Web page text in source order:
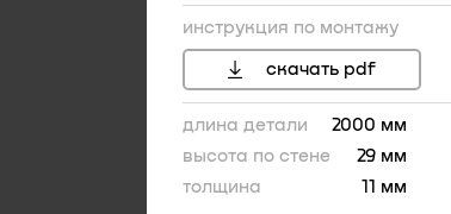
29
инструкция по монтажу
скачать pdf
длина детали
2000 мм
высота по стене
29 мм
толщина
11 мм